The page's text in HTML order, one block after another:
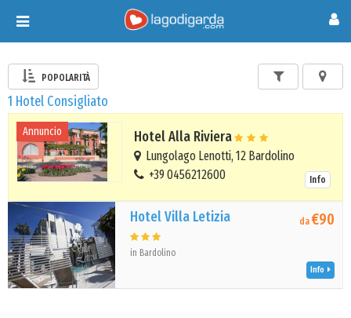
Toggle
navigation
POPOLARITÀ
1 Hotel Consigliato
Annuncio Hotel Alla Riviera
Lungolago Lenotti, 12 Bardolino
+39 0456212600
Info
Hotel Villa Letizia
in Bardolino
da€90
Info